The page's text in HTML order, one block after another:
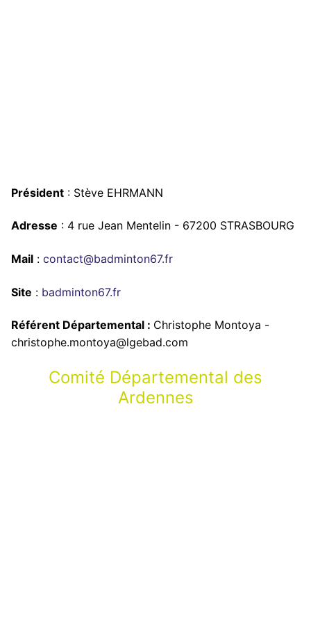
Président : Stève EHRMANN
Adresse : 4 rue Jean Mentelin - 67200 STRASBOURG
Mail : contact@badminton67.fr
Site : badminton67.fr
Référent Départemental : Christophe Montoya -
christophe.montoya@lgebad.com
Comité Départemental des
Ardennes